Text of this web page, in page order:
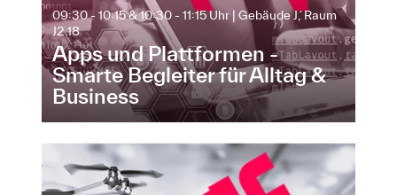
09:30 - 10:15 & 10:30 - 11:15 Uhr | Gebäude J, Raum
J2.18
Apps und Plattformen -
Smarte Begleiter für Alltag &
Business